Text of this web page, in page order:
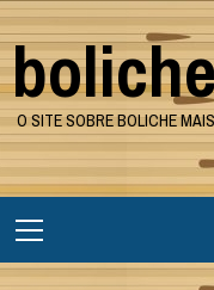
Skip
to
content
O SITE SOBRE BOLICHE
Menu